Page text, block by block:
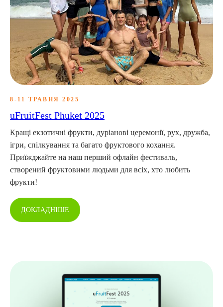
8-11 ТРАВНЯ 2025
uFruitFest Phuket 2025
Кращі екзотичні фрукти, дуріанові церемонії, рух, дружба,
ігри, спілкування та багато фруктового кохання.
Приїжджайте на наш перший офлайн фестиваль,
створений фруктовими людьми для всіх, хто любить
фрукти!
ДОКЛАДНІШЕ